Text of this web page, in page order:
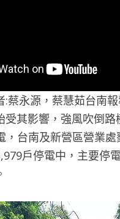
:蔡永源，蔡慧茹台南報
受其影響，強風吹倒
，台南及新營區營業
戶停電中，主要停